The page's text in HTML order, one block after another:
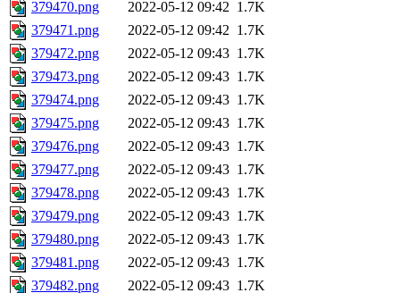
379470.png
2022-05-12 09:42 1.7K
379471.png
2022-05-12 09:42 1.7K
379472.png
2022-05-12 09:43 1.7K
379473.png
2022-05-12 09:43 1.7K
379474.png
2022-05-12 09:43 1.7K
379475.png
2022-05-12 09:43 1.7K
379476.png
2022-05-12 09:43 1.7K
379477.png
2022-05-12 09:43 1.7K
379478.png
2022-05-12 09:43 1.7K
379479.png
2022-05-12 09:43 1.7K
379480.png
2022-05-12 09:43 1.7K
379481.png
2022-05-12 09:43 1.7K
379482.png
2022-05-12 09:43 1.7K